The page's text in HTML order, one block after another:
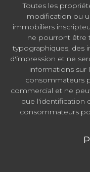
Toutes les
modification ou
immobiliers
ne pourront être
typographiques, des
d'impression et ne
informations sur
consommateurs
commercial et ne
que l'identification
consommateurs